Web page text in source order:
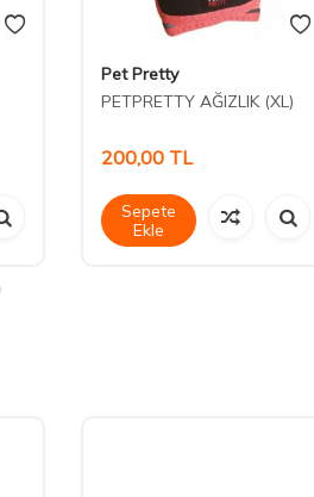
Pet Pretty
PETPRETTY AĞIZLIK (XL)
200,00 TL
Sepete
Ekle